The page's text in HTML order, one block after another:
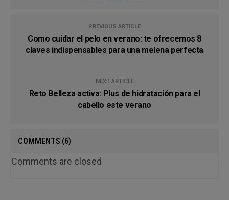
PREVIOUS ARTICLE
Como cuidar el pelo en verano: te ofrecemos 8
claves indispensables para una melena perfecta
NEXT ARTICLE
Reto Belleza activa: Plus de hidratación para el
cabello este verano
COMMENTS (6)
Comments are closed